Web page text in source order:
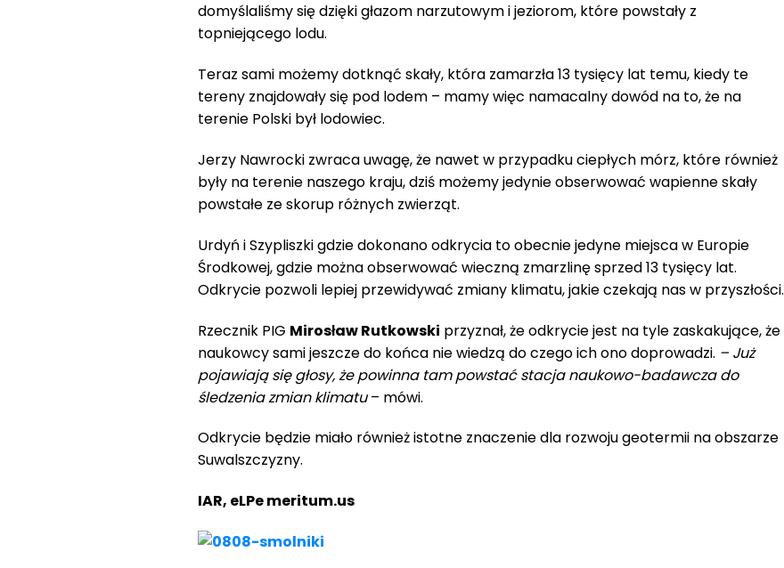
domyślaliśmy się dzięki głazom narzutowym i jeziorom, które powstały z
topniejącego lodu.
Teraz sami możemy dotknąć skały, która zamarzła 13 tysięcy lat temu, kiedy te
tereny znajdowały się pod lodem – mamy więc namacalny dowód na to, że na
terenie Polski był lodowiec.
Jerzy Nawrocki zwraca uwagę, że nawet w przypadku ciepłych mórz, które również
były na terenie naszego kraju, dziś możemy jedynie obserwować wapienne skały
powstałe ze skorup różnych zwierząt.
Urdyń i Szypliszki gdzie dokonano odkrycia to obecnie jedyne miejsca w Europie
Środkowej, gdzie można obserwować wieczną zmarzlinę sprzed 13 tysięcy lat.
Odkrycie pozwoli lepiej przewidywać zmiany klimatu, jakie czekają nas w przyszłości.
Rzecznik PIG Mirosław Rutkowski przyznał, że odkrycie jest na tyle zaskakujące, że
naukowcy sami jeszcze do końca nie wiedzą do czego ich ono doprowadzi. – Już
pojawiają się głosy, że powinna tam powstać stacja naukowo-badawcza do
śledzenia zmian klimatu– mówi.
Odkrycie będzie miało również istotne znaczenie dla rozwoju geotermii na obszarze
Suwalszczyzny.
IAR, eLPe meritum.us